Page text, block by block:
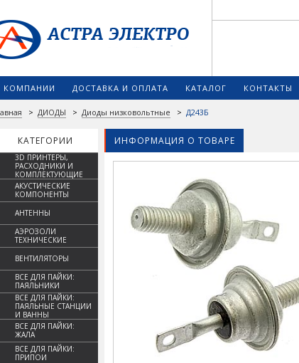
КОМПАНИИ ДОСТАВКА И ОПЛАТА КАТАЛОГ КОНТАКТЫ
> ДИОДЫ > Диоды низковольтные > Д243Б
КАТЕГОРИИ ИНФОРМАЦИЯ О ТОВАРЕ
3D ПРИНТЕРЫ,
РАСХОДНИКИ И
КОМПЛЕКТУЮЩИЕ
АКУСТИЧЕСКИЕ
КОМПОНЕНТЫ
АНТЕННЫ
АЭРОЗОЛИ
ТЕХНИЧЕСКИЕ
ВЕНТИЛЯТОРЫ
ВСЕ ДЛЯ ПАЙКИ:
ПАЯЛЬНИКИ
ВСЕ ДЛЯ ПАЙКИ:
ПАЯЛЬНЫЕ СТАНЦИИ
И ВАННЫ
ВСЕ ДЛЯ ПАЙКИ:
ЖАЛА
ВСЕ ДЛЯ ПАЙКИ:
ПРИПОИ